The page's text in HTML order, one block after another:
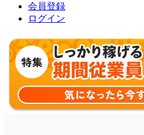
会員登録
ログイン